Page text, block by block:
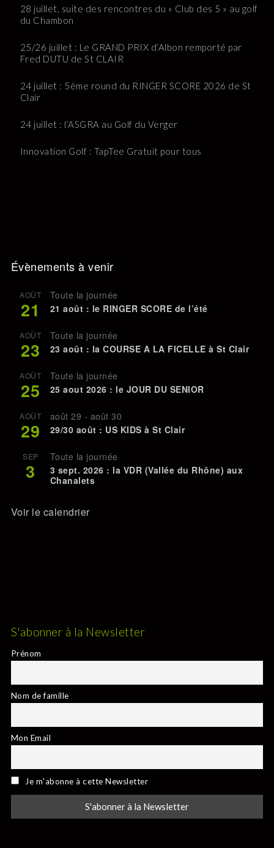
28 juillet, suite des rencontres du « Club des 5 » au golf
du Chambon
25/26 juillet : Le GRAND PRIX d’Albon remporté par
Fred DUTU de St CLAIR
24 juillet : 5ème round du RINGER SCORE 2026 de St
Clair
24 juillet : l’ASGRA au Golf du Verger
Innovation Golf : TapTee Gratuit pour tous
Évènements à venir
AOÛT
21
Toute la journée
21 août : le RINGER SCORE de l’été
AOÛT
23
Toute la journée
23 août : la COURSE A LA FICELLE à St Clair
AOÛT
25
Toute la journée
25 aout 2026 : le JOUR DU SENIOR
AOÛT
29
août 29 - août 30
29/30 août : US KIDS à St Clair
SEP
3
Toute la journée
3 sept. 2026 : la VDR (Vallée du Rhône) aux
Chanalets
Voir le calendrier
S'abonner à la Newsletter
Prénom
Nom de famille
Mon Email
Je m'abonne à cette Newsletter